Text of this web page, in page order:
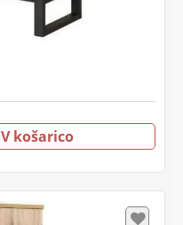
V košarico